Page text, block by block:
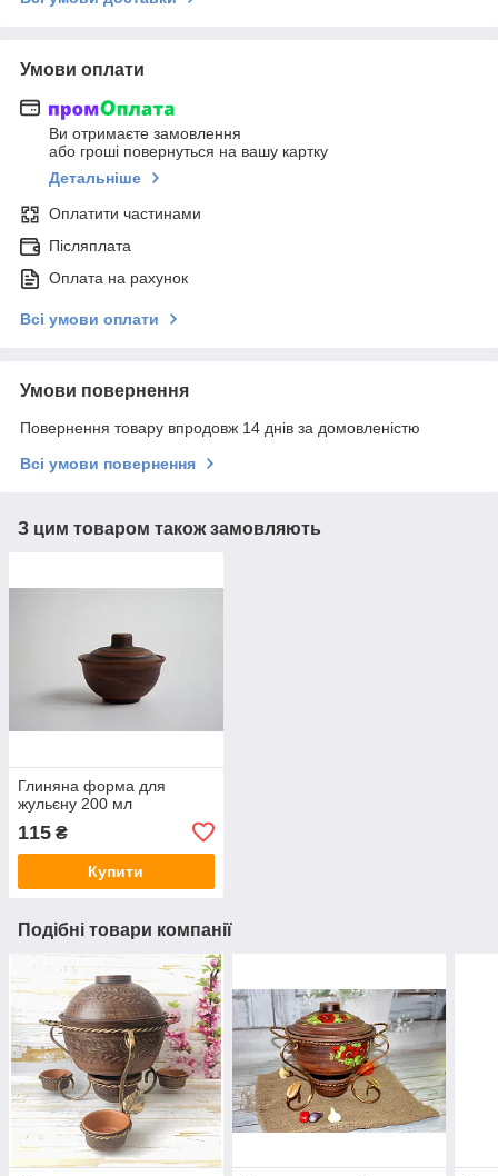
Умови оплати
Ви отримаєте замовлення
або гроші повернуться на вашу картку
Детальніше
Оплатити частинами
Післяплата
Оплата на рахунок
Всі умови оплати
Умови повернення
Повернення товару впродовж 14 днів за домовленістю
Всі умови повернення
З цим товаром також замовляють
Глиняна форма для
жульєну 200 мл
115 ₴
Купити
Подібні товари компанії